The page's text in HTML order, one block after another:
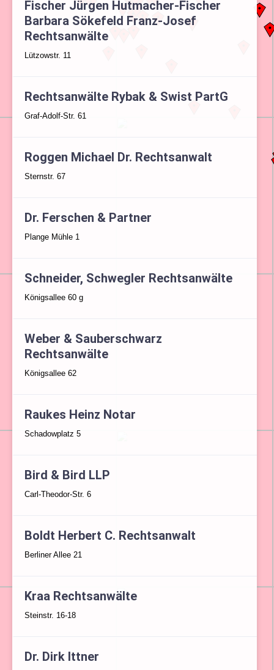
Fischer Jürgen Hutmacher-Fischer
Barbara Sökefeld Franz-Josef
Rechtsanwälte
Lützowstr. 11
Rechtsanwälte Rybak & Swist PartG
Graf-Adolf-Str. 61
Roggen Michael Dr. Rechtsanwalt
Sternstr. 67
Dr. Ferschen & Partner
Plange Mühle 1
Schneider, Schwegler Rechtsanwälte
Königsallee 60 g
Weber & Sauberschwarz
Rechtsanwälte
Königsallee 62
Raukes Heinz Notar
Schadowplatz 5
Bird & Bird LLP
Carl-Theodor-Str. 6
Boldt Herbert C. Rechtsanwalt
Berliner Allee 21
Kraa Rechtsanwälte
Steinstr. 16-18
Dr. Dirk Ittner